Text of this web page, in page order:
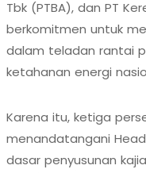
Tbk (PTBA), dan PT
berkomitmen untuk
dalam teladan rantai
ketahanan energi
Karena itu, ketiga
menandatangani
dasar penyusunan